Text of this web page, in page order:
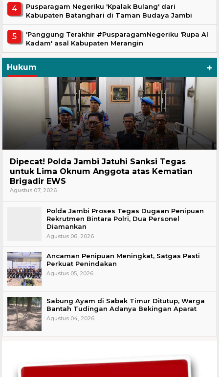
Pusparagam Negeriku 'Kpalak Bulang' dari
Kabupaten Batanghari di Taman Budaya Jambi
'Panggung Terakhir #PusparagamNegeriku 'Rupa Al
Kadam' asal Kabupaten Merangin
Hukum +
Dipecat! Polda Jambi Jatuhi Sanksi Tegas
untuk Lima Oknum Anggota atas Kematian
Brigadir EWS
Agustus 07, 2026
Polda Jambi Proses Tegas Dugaan Penipuan
Rekrutmen Bintara Polri, Dua Personel
Diamankan
Agustus 06, 2026
Ancaman Penipuan Meningkat, Satgas Pasti
Perkuat Penindakan
Agustus 05, 2026
Sabung Ayam di Sabak Timur Ditutup, Warga
Bantah Tudingan Adanya Bekingan Aparat
Agustus 04, 2026